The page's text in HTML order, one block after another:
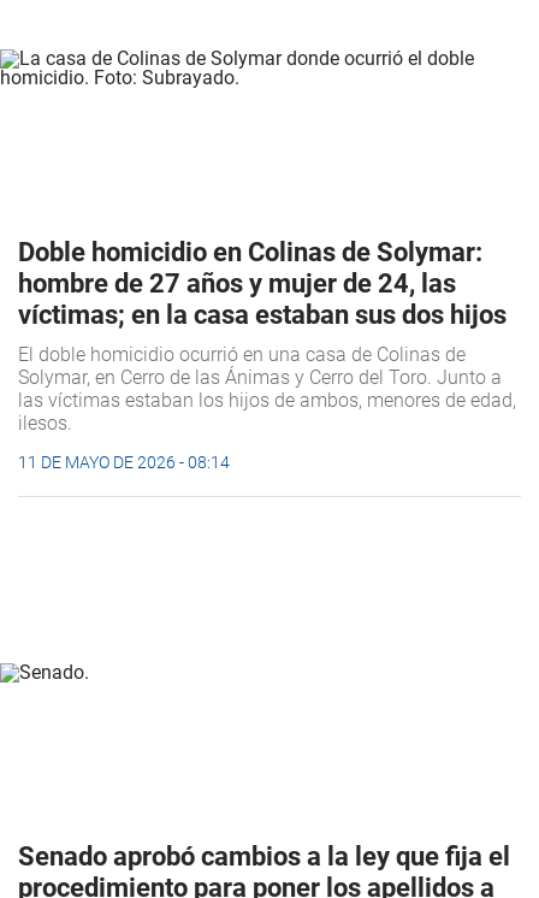
Doble homicidio en Colinas de Solymar:
hombre de 27 años y mujer de 24, las
víctimas; en la casa estaban sus dos hijos
El doble homicidio ocurrió en una casa de Colinas de
Solymar, en Cerro de las Ánimas y Cerro del Toro. Junto a
las víctimas estaban los hijos de ambos, menores de edad,
ilesos.
11 DE MAYO DE 2026 - 08:14
Senado aprobó cambios a la ley que fija el
procedimiento para poner los apellidos a